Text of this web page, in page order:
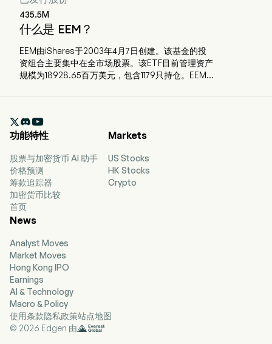
435.5M
什么是 EEM？
EEM由iShares于2003年4月7日创建。该基金的投
资组合主要集中在全市场股票。该ETF目前管理资产
规模为18928.65百万美元，包含1179只持仓。EEM

功能特性
股票与加密货币 AI 助手
价格预测
筹款追踪器
加密货币比较
首页
Markets
US Stocks
HK Stocks
Crypto
News
Analyst Moves
Market Moves
Hong Kong IPO
Earnings
AI & Technology
Macro & Policy
使用条款隐私政策站点地图
© 2026 Edgen 由